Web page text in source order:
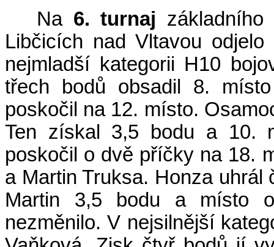
Na 6. turnaj
Libčicích nad Vltavou
nejmladší kategorii H10
třech bodů obsadil 8.
poskočil na 12. místo.
Ten získal 3,5 bodu a 10.
poskočil o dvě příčky na 18.
a Martin Truksa. Honza
Martin 3,5 bodu a místo
nezměnilo. V nejsilnější